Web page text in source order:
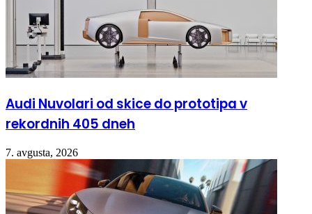
Audi Nuvolari od skice do prototipa v
rekordnih 405 dneh
7. avgusta, 2026